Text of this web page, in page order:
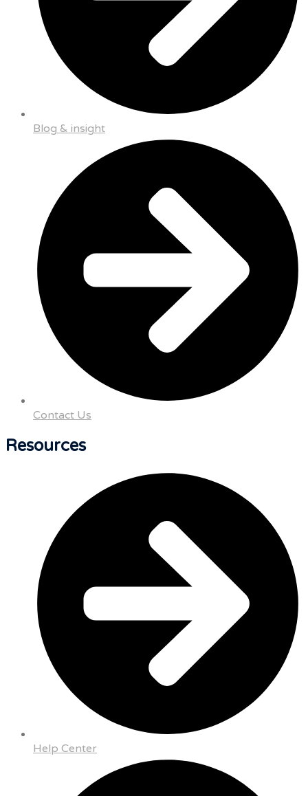
Blog & insight
Contact Us
Resources
Help Center